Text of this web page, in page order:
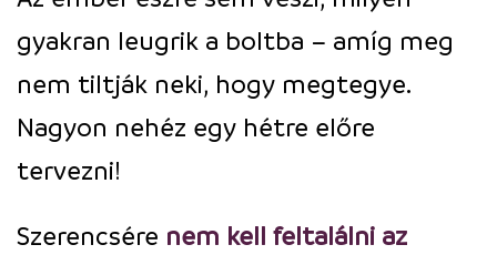
gyakran leugrik a boltba – amíg meg
nem tiltják neki, hogy megtegye.
Nagyon nehéz egy hétre előre
tervezni!
Szerencsére nem kell feltalálni az